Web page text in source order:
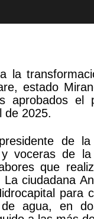
la
estado
aprobados
de 2025.
de la
voceras de
que
ciudadana
para
agua, en